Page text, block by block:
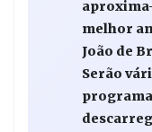
melhor
João de
Serão